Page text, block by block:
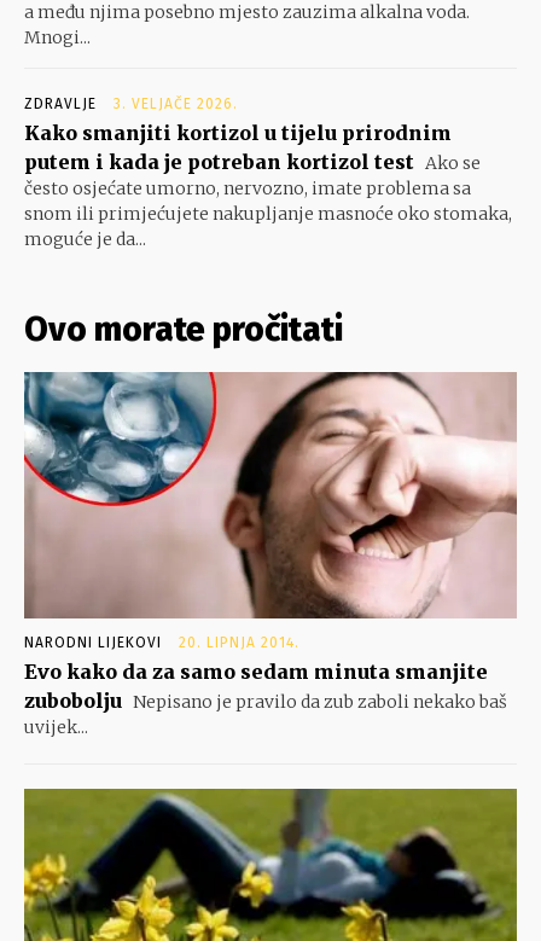
a među njima posebno mjesto zauzima alkalna voda.
Mnogi...
ZDRAVLJE 3. VELJAČE 2026.
Kako smanjiti kortizol u tijelu prirodnim
putem i kada je potreban kortizol test Ako se
često osjećate umorno, nervozno, imate problema sa
snom ili primjećujete nakupljanje masnoće oko stomaka,
moguće je da...
Ovo morate pročitati
NARODNI LIJEKOVI 20. LIPNJA 2014.
Evo kako da za samo sedam minuta smanjite
zubobolju Nepisano je pravilo da zub zaboli nekako baš
uvijek...